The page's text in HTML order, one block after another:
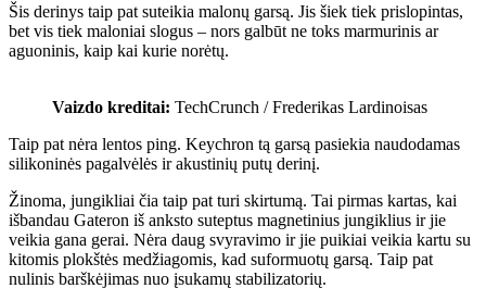
Šis derinys taip pat suteikia malonų garsą. Jis šiek tiek prislopintas,
bet vis tiek maloniai slogus – nors galbūt ne toks marmurinis ar
aguoninis, kaip kai kurie norėtų.
Vaizdo kreditai: TechCrunch / Frederikas Lardinoisas
Taip pat nėra lentos ping. Keychron tą garsą pasiekia naudodamas
silikoninės pagalvėlės ir akustinių putų derinį.
Žinoma, jungikliai čia taip pat turi skirtumą. Tai pirmas kartas, kai
išbandau Gateron iš anksto suteptus magnetinius jungiklius ir jie
veikia gana gerai. Nėra daug svyravimo ir jie puikiai veikia kartu su
kitomis plokštės medžiagomis, kad suformuotų garsą. Taip pat
nulinis barškėjimas nuo įsukamų stabilizatorių.